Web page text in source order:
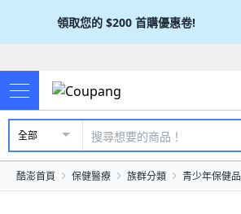
領取您的 $200 首購優惠卷!
全部
酷澎首頁 保健醫療 族群分類 青少年保健品